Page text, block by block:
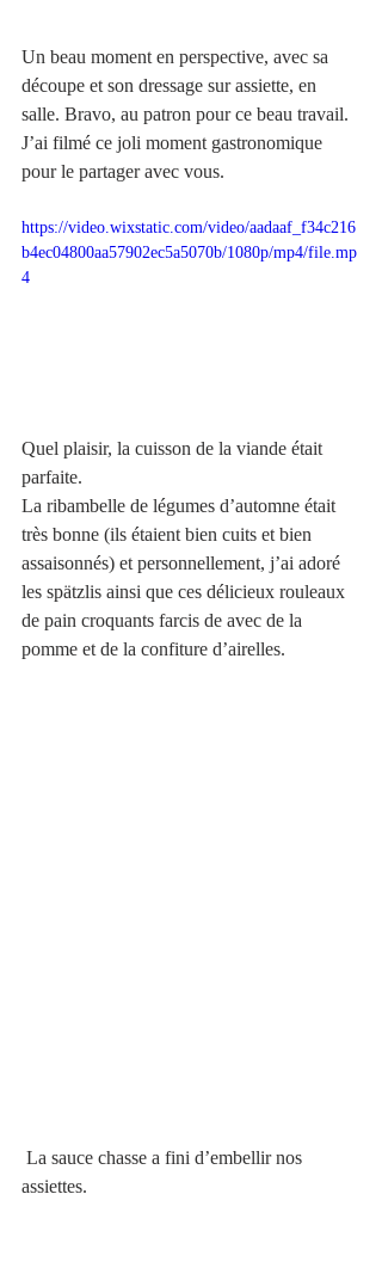
Un beau moment en perspective, avec sa
découpe et son dressage sur assiette, en
salle. Bravo, au patron pour ce beau travail.
J’ai filmé ce joli moment gastronomique
pour le partager avec vous.
https://video.wixstatic.com/video/aadaaf_f34c216
b4ec04800aa57902ec5a5070b/1080p/mp4/file.mp
4
Quel plaisir, la cuisson de la viande était
parfaite.
La ribambelle de légumes d’automne était
très bonne (ils étaient bien cuits et bien
assaisonnés) et personnellement, j’ai adoré
les spätzlis ainsi que ces délicieux rouleaux
de pain croquants farcis de avec de la
pomme et de la confiture d’airelles.
assiettes.